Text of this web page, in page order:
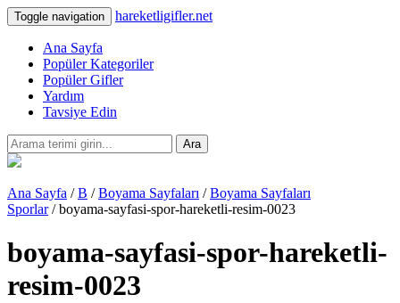
Toggle navigation hareketligifler.net
Ana Sayfa
Popüler Kategoriler
Popüler Gifler
Yardım
Tavsiye Edin
Ara
Ana Sayfa /B /Boyama Sayfaları /Boyama Sayfaları
Sporlar/ boyama-sayfasi-spor-hareketli-resim-0023
boyama-sayfasi-spor-hareketli-
resim-0023